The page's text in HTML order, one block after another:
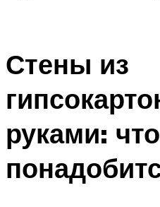
Стены из
руками: что